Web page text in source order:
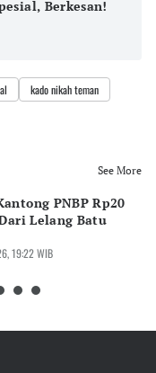
Berkesan!
kado nikah teman
See More
PNBP Rp20
Lelang Batu
19:22 WIB